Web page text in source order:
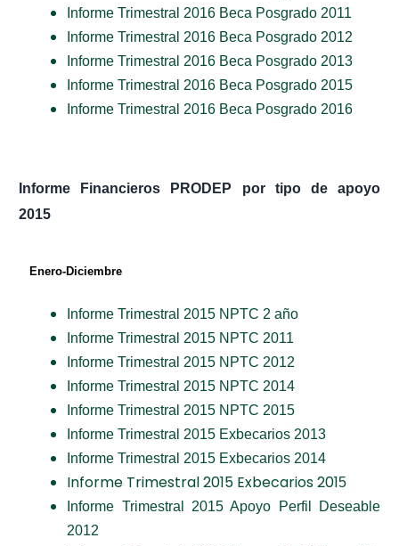
Informe Trimestral 2016 Beca Posgrado 2011
Informe Trimestral 2016 Beca Posgrado 2012
Informe Trimestral 2016 Beca Posgrado 2013
Informe Trimestral 2016 Beca Posgrado 2015
Informe Trimestral 2016 Beca Posgrado 2016
Informe Financieros PRODEP por tipo de apoyo
2015
Enero-Diciembre
Informe Trimestral 2015 NPTC 2 año
Informe Trimestral 2015 NPTC 2011
Informe Trimestral 2015 NPTC 2012
Informe Trimestral 2015 NPTC 2014
Informe Trimestral 2015 NPTC 2015
Informe Trimestral 2015 Exbecarios 2013
Informe Trimestral 2015 Exbecarios 2014
Informe Trimestral 2015 Exbecarios 2015
Informe Trimestral 2015 Apoyo Perfil Deseable
2012